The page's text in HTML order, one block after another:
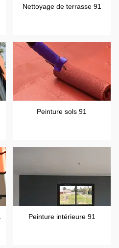
Nettoyage de terrasse 91
Peinture sols 91
Peinture intérieure 91